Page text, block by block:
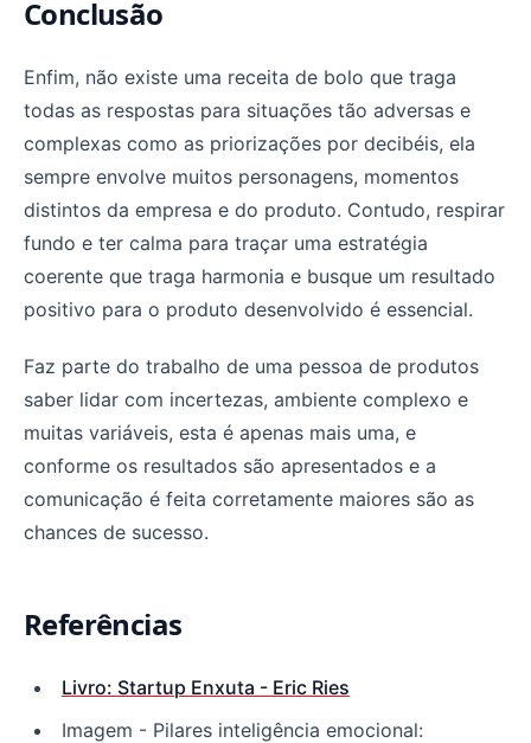
Conclusão
Enfim, não existe uma receita de bolo que traga
todas as respostas para situações tão adversas e
complexas como as priorizações por decibéis, ela
sempre envolve muitos personagens, momentos
distintos da empresa e do produto. Contudo, respirar
fundo e ter calma para traçar uma estratégia
coerente que traga harmonia e busque um resultado
positivo para o produto desenvolvido é essencial.
Faz parte do trabalho de uma pessoa de produtos
saber lidar com incertezas, ambiente complexo e
muitas variáveis, esta é apenas mais uma, e
conforme os resultados são apresentados e a
comunicação é feita corretamente maiores são as
chances de sucesso.
Referências
Livro: Startup Enxuta - Eric Ries
Imagem - Pilares inteligência emocional: